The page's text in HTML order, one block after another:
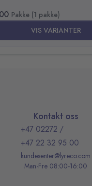
Pakke (1 pakke)
VIS VARIANTER
Kontakt oss
+47 02272 /
+47 22 32 95 00
kundesenter@lyreco.com
Man-Fre 08:00-16:00